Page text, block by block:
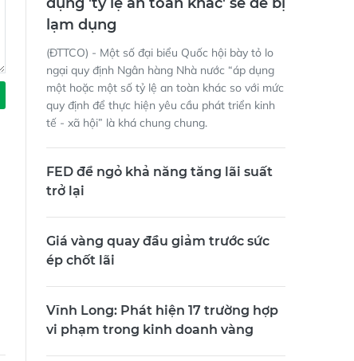
dụng 'tỷ lệ an toàn khác' sẽ dễ bị
lạm dụng
(ĐTTCO) - Một số đại biểu Quốc hội bày tỏ lo
ngại quy định Ngân hàng Nhà nước “áp dụng
một hoặc một số tỷ lệ an toàn khác so với mức
quy định để thực hiện yêu cầu phát triển kinh
tế - xã hội” là khá chung chung.
FED để ngỏ khả năng tăng lãi suất
trở lại
Giá vàng quay đầu giảm trước sức
ép chốt lãi
Vĩnh Long: Phát hiện 17 trường hợp
vi phạm trong kinh doanh vàng